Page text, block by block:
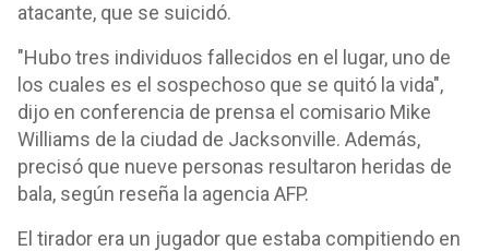
atacante, que se suicidó.
"Hubo tres individuos fallecidos en el lugar, uno de
los cuales es el sospechoso que se quitó la vida",
dijo en conferencia de prensa el comisario Mike
Williams de la ciudad de Jacksonville. Además,
precisó que nueve personas resultaron heridas de
bala, según reseña la agencia AFP.
El tirador era un jugador que estaba compitiendo en